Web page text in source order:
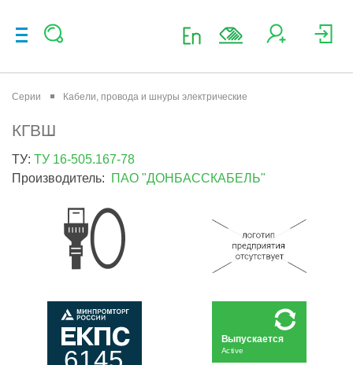
Серии Кабели, провода и шнуры электрические
КГВШ
ТУ: ТУ 16-505.167-78
Производитель: ПАО "ДОНБАССКАБЕЛЬ"
Active
Выпускается